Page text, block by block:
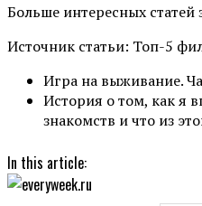
Больше интересных
Источник статьи: Топ-5
Игра на выживание.
История о том, как я
знакомств и что из
In this article: